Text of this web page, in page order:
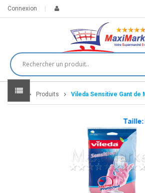
Connexion
Home Produits Vileda Sensitive Gant de